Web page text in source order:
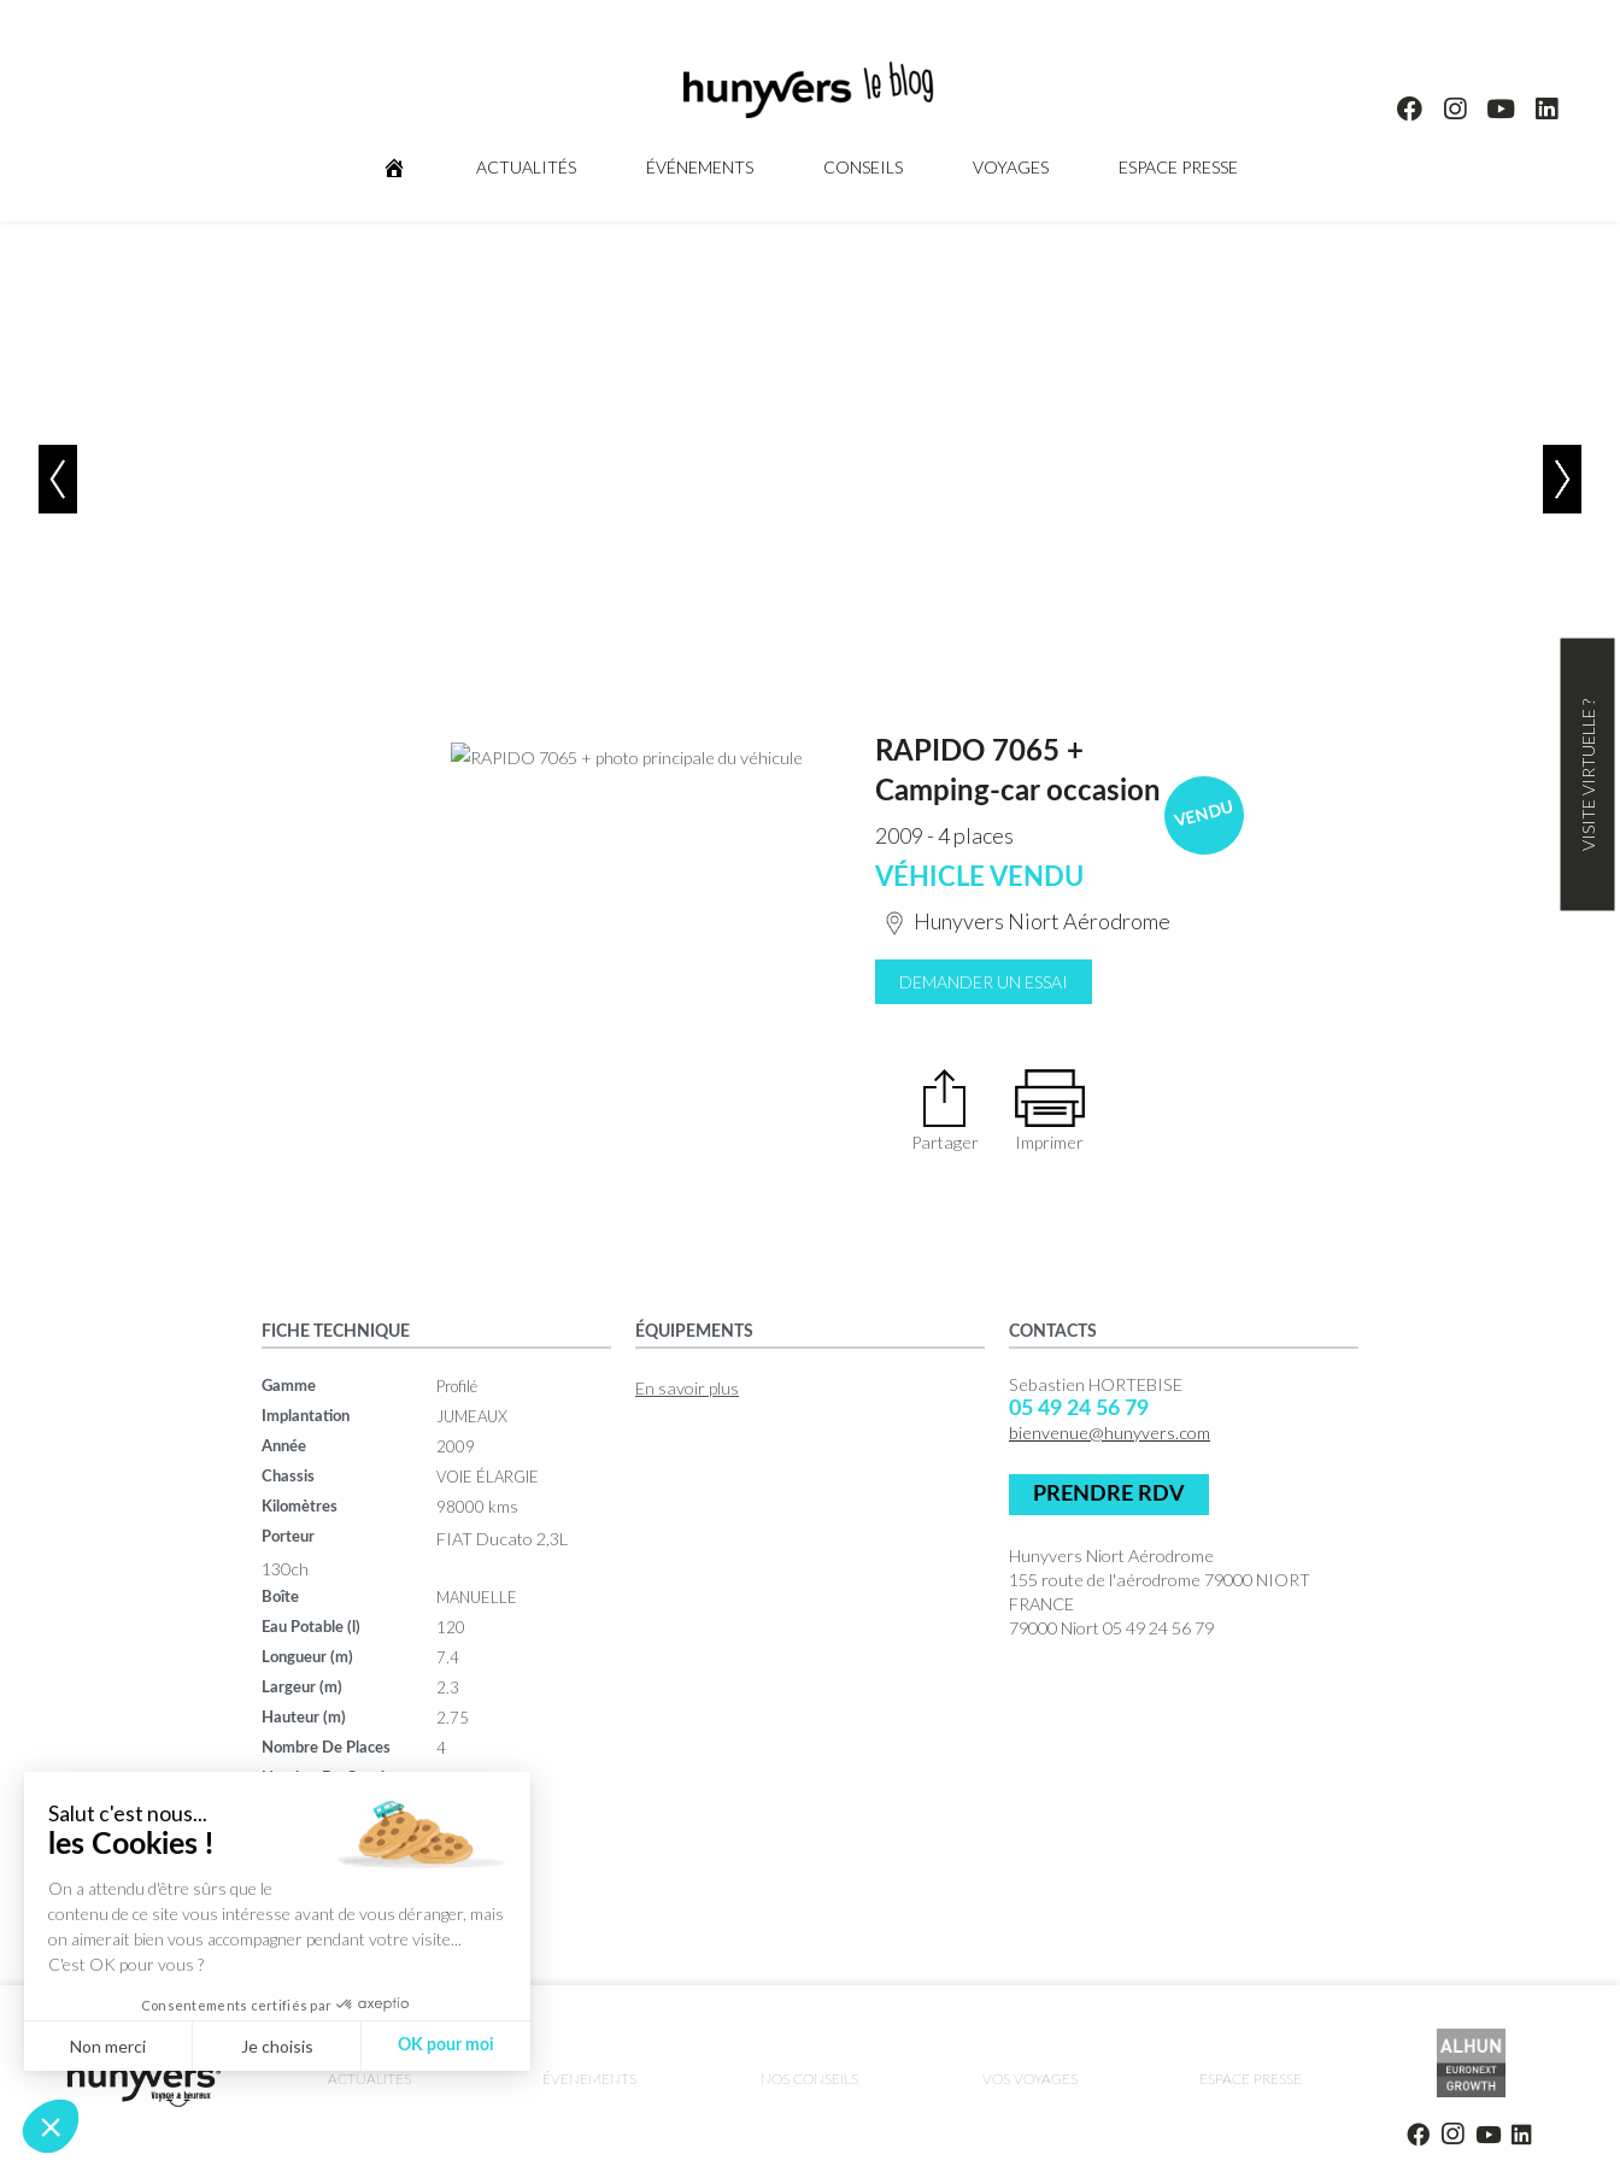
ACTUALITÉS ÉVÉNEMENTS CONSEILS VOYAGES ESPACE PRESSE
VENDU
RAPIDO 7065 +
Camping-car occasion
2009 - 4 places
VÉHICLE VENDU
Hunyvers Niort Aérodrome
DEMANDER UN ESSAI
Partager Imprimer
FICHE TECHNIQUE
Gamme Profilé
Implantation JUMEAUX
Année 2009
Chassis VOIE ÉLARGIE
Kilomètres 98000 kms
Porteur
FIAT Ducato 2,3L
130ch
Boîte MANUELLE
Eau Potable (l) 120
Longueur (m) 7.4
Largeur (m) 2.3
Hauteur (m) 2.75
Nombre De Places 4
8
ÉQUIPEMENTS
En savoir plus
CONTACTS
Sebastien HORTEBISE
05 49 24 56 79
bienvenue@hunyvers.com
PRENDRE RDV
Hunyvers Niort Aérodrome
155 route de l'aérodrome 79000 NIORT
FRANCE
79000 Niort 05 49 24 56 79
VISITE VIRTUELLE ?
ACTUALITES ÉVENEMENTS NOS CONSEILS VOS VOYAGES ESPACE PRESSE
Salut c'est nous...
les Cookies !
On a attendu d'être sûrs que le
contenu de ce site vous intéresse avant de vous déranger, mais
on aimerait bien vous accompagner pendant votre visite...
C'est OK pour vous ?
Consentements certifiés par
Non merci Je choisis OK pour moi
Axeptio consent
Plateforme de Gestion du Consentement : Personnalisez vos Options
Notre plateforme vous permet d'adapter et de gérer vos paramètres de confidentialité, en garantissant la conformité avec les réglementations. Personnalisez vos préférences pour contrôler la manière dont